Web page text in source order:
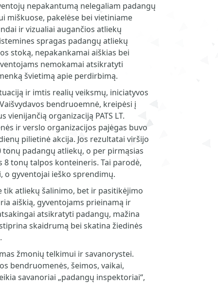
nepakantumą nelegaliam padangų
miškuose, pakelėse bei vietiniame
ir vizualiai augančios atliekų
spragas padangų atliekų
stoką, nepakankamai aiškias bei
nemokamai atsikratyti
švietimą apie perdirbimą.
ir imtis realių veiksmų, iniciatyvos
bendruoemnė, kreipėsi į
organizaciją PATS LT.
ir verslo organizacijos pajėgas buvo
pilietinė akcija. Jos rezultatai viršijo
tonų padangų atliekų, o per pirmąsias
8 tonų talpos konteineris. Tai parodė,
o gyventojai ieško sprendimų.
tik atliekų šalinimo, bet ir pasitikėjimo
aiškią, gyventojams prieinamą ir
atsikratyti padangų, mažina
skaidrumą bei skatina žiedinės
žmonių telkimui ir savanorystei.
bendruomenės, šeimos, vaikai,
savanoriai „padangų inspektoriai“,